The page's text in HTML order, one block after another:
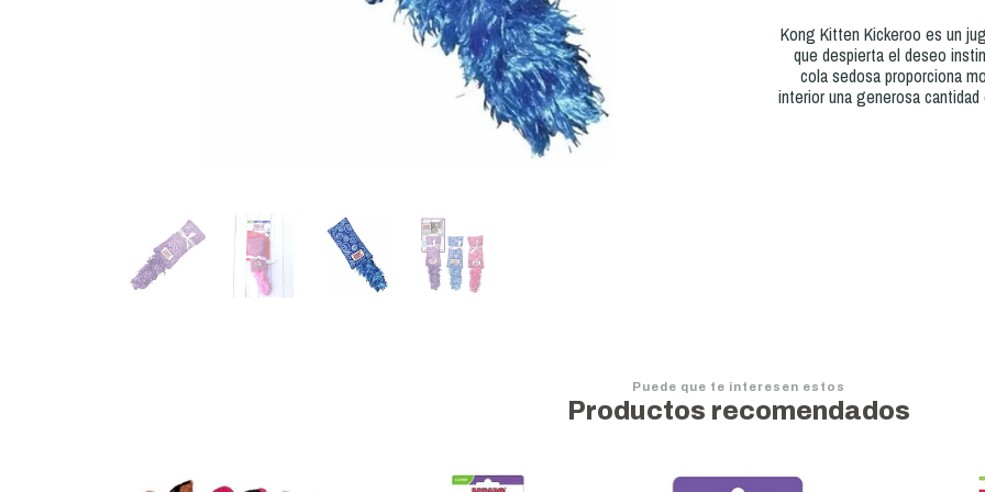
Kong Kitten Kickeroo es un
que despierta el deseo
cola sedosa proporciona
interior una generosa
Puede que te interesen estos
Productos recomendados